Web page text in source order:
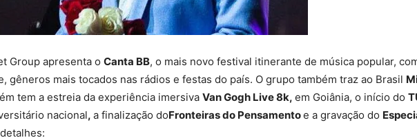
Group apresenta o Canta BB, o mais novo festival itinerante de música popular,
gêneros mais tocados nas rádios e festas do país. O grupo também traz ao Brasil
tem a estreia da experiência imersiva Van Gogh Live 8k, em Goiânia, o início do
nacional, a finalização doFronteiras do Pensamentoe a gravação do